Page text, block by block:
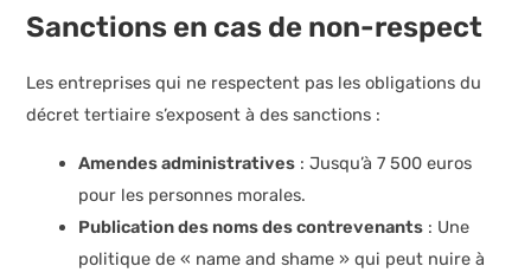
Sanctions en cas de non-respect
Les entreprises qui ne respectent pas les obligations du
décret tertiaire s’exposent à des sanctions :
Amendes administratives : Jusqu’à 7 500 euros
pour les personnes morales.
Publication des noms des contrevenants : Une
politique de « name and shame » qui peut nuire à